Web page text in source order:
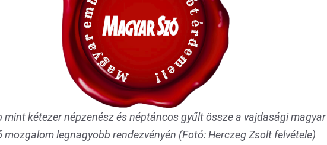
mint kétezer népzenész és néptáncos gyűlt össze a vajdasági magyar
legnagyobb rendezvényén (Fotó: Herczeg Zsolt felvétele)